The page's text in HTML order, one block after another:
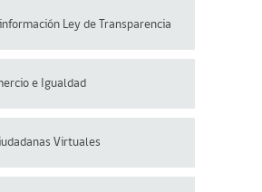
Ley de Transparencia
e Igualdad
Virtuales